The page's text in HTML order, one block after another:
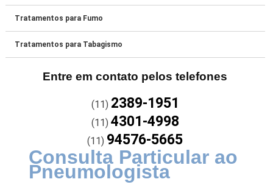
Tratamentos para Fumo
Tratamentos para Tabagismo
Entre em contato pelos telefones
(11) 2389-1951
(11) 4301-4998
(11) 94576-5665
Consulta Particular ao
Pneumologista